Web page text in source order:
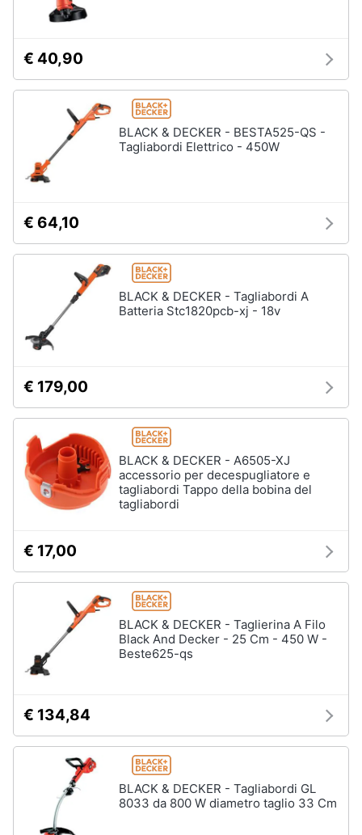
Beauty
Giocattoli
Prima
infanzia
Fotografia
Casalinghi
Abbigliamento
Sport
Animali
Motori
Libri,
cd
Festività
ricorrenze
Promozioni
Assistenza
clienti
utensili
giardinaggio
Decespugliatore
Tosaerba
Irrigazione
tutti
Falegnameria
Spaccalegna
Seghetto
alternativo
Vetreria
tutti
Imbiancare
Pittura
Vernice
Sverniciatore
Vedi
tutti
Materiale
Pannello
€ 40,90
BLACK & DECKER - BESTA525-QS -
Tagliabordi Elettrico - 450W
€ 64,10
BLACK & DECKER - Tagliabordi A
Batteria Stc1820pcb-xj - 18v
€ 179,00
BLACK & DECKER - A6505-XJ
accessorio per decespugliatore e
tagliabordi Tappo della bobina del
tagliabordi
€ 17,00
BLACK & DECKER - Taglierina A Filo
Black And Decker - 25 Cm - 450 W -
Beste625-qs
€ 134,84
BLACK & DECKER - Tagliabordi GL
8033 da 800 W diametro taglio 33 Cm